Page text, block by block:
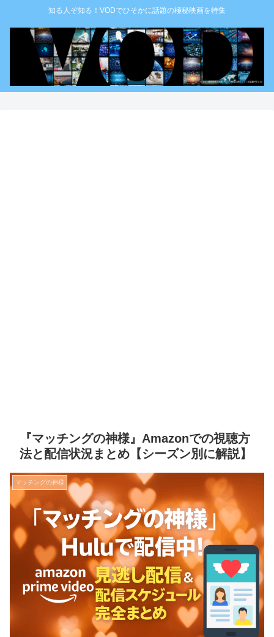
知る人ぞ知る！VODでひそかに話題の極秘映画を特集
『マッチングの神様』Amazonでの視聴方
法と配信状況まとめ【シーズン別に解説】
マッチングの神様